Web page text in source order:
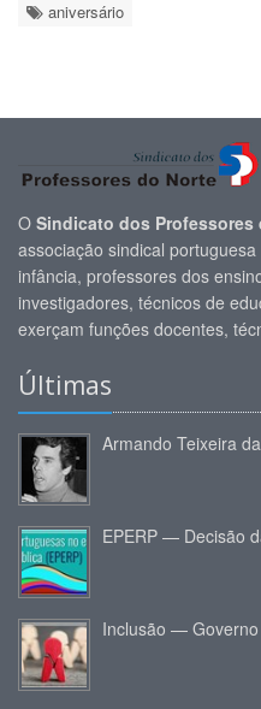
aniversário
O Sindicato dos Professores
associação sindical
infância, professores dos
investigadores, técnicos de
exerçam funções docentes,
Últimas
Armando Teixeira
EPERP — Decisão
Inclusão —